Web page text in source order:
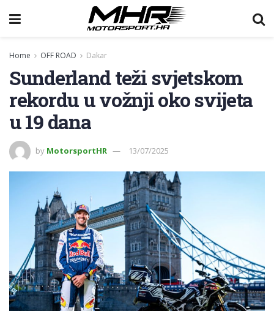
Home OFF ROAD Dakar
Sunderland teži svjetskom
rekordu u vožnji oko svijeta
u 19 dana
by MotorsportHR 13/07/2025